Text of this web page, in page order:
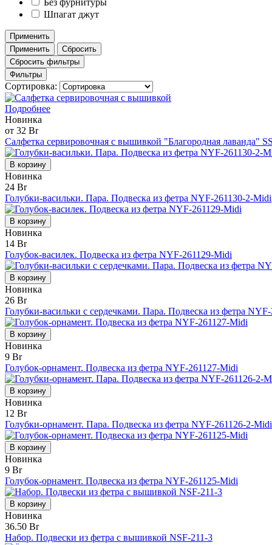
Шпагат джут
Применить
Применить
Сбросить
Сбросить фильтры
Фильтры
Сортировка:
Подробнее
Новинка
от 32 Br
Салфетка сервировочная с вышивкой "Благородная лаванда"
В корзину
Новинка
24 Br
Голубки-васильки. Пара. Подвеска из фетра NYF-261130-2-Midi
В корзину
Новинка
14 Br
Голубок-василек. Подвеска из фетра NYF-261129-Midi
В корзину
Новинка
26 Br
Голубки-васильки с сердечками. Пара. Подвеска из фетра
В корзину
Новинка
9 Br
Голубок-орнамент. Подвеска из фетра NYF-261127-Midi
В корзину
Новинка
12 Br
Голубки-орнамент. Пара. Подвеска из фетра NYF-261126-2-Midi
В корзину
Новинка
9 Br
Голубок-орнамент. Подвеска из фетра NYF-261125-Midi
В корзину
Новинка
36.50 Br
Набор. Подвески из фетра с вышивкой NSF-211-3